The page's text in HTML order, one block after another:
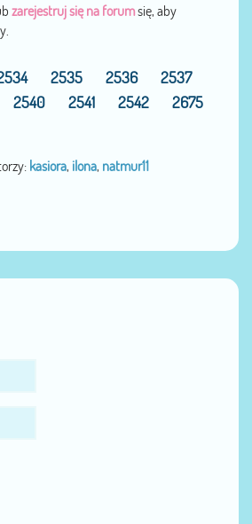
zarejestruj się na forumsię, aby
2535 2536
2537
2540 2541 2542 2675
kasiora, ilona, natmur11